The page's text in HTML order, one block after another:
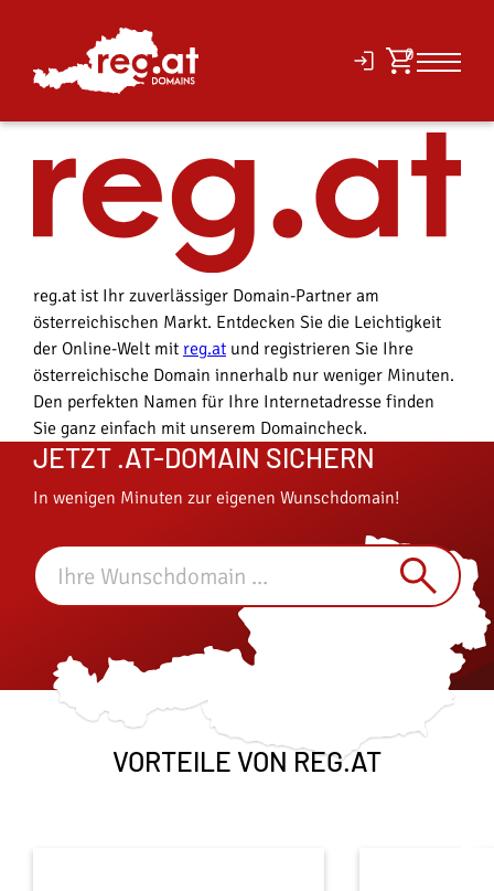
reg.at ist Ihr zuverlässiger Domain-Partner am
österreichischen Markt. Entdecken Sie die Leichtigkeit
der Online-Welt mit reg.at und registrieren Sie Ihre
österreichische Domain innerhalb nur weniger Minuten.
Den perfekten Namen für Ihre Internetadresse finden
Sie ganz einfach mit unserem Domaincheck.
JETZT .AT-DOMAIN SICHERN
In wenigen Minuten zur eigenen Wunschdomain!
VORTEILE VON REG.AT